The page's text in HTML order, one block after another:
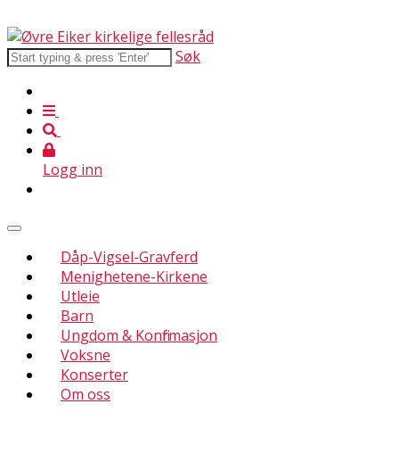
Søk
Logg inn
Dåp-Vigsel-Gravferd
Menighetene-Kirkene
Utleie
Barn
Ungdom & Konfirmasjon
Voksne
Konserter
Om oss